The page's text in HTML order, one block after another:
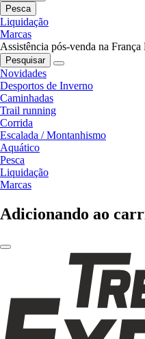
Pesca
Liquidação
Marcas
Assistência pós-venda na França
Pesquisar
Novidades
Desportos de Inverno
Caminhadas
Trail running
Corrida
Escalada / Montanhismo
Aquático
Pesca
Liquidação
Marcas
Adicionando ao